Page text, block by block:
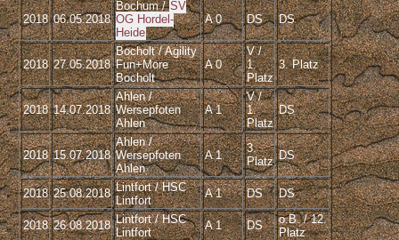
2018 06.05.2018
Bochum /SV
OG Hordel-
Heide
A 0 DS DS
2018 27.05.2018
Bocholt / Agility
Fun+More
Bocholt
A 0
V /
1.
Platz
3. Platz
2018 14.07.2018
Ahlen /
Wersepfoten
Ahlen
A 1
V /
1.
Platz
DS
2018 15.07.2018
Ahlen /
Wersepfoten
Ahlen
A 1
3.
Platz DS
2018 25.08.2018 Lintfort / HSC
Lintfort
A 1 DS DS
2018 26.08.2018 Lintfort / HSC
Lintfort
A 1 DS
o.B. / 12.
Platz